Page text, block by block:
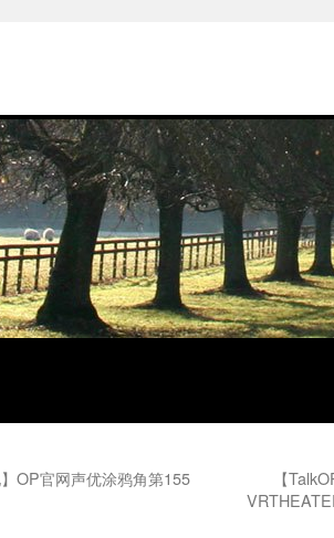
】OP官网声优涂鸦角第155
【